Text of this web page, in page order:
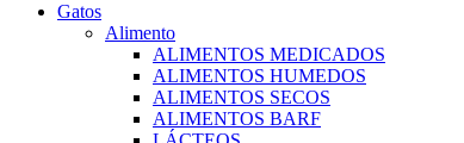
Gatos
Alimento
ALIMENTOS MEDICADOS
ALIMENTOS HUMEDOS
ALIMENTOS SECOS
ALIMENTOS BARF